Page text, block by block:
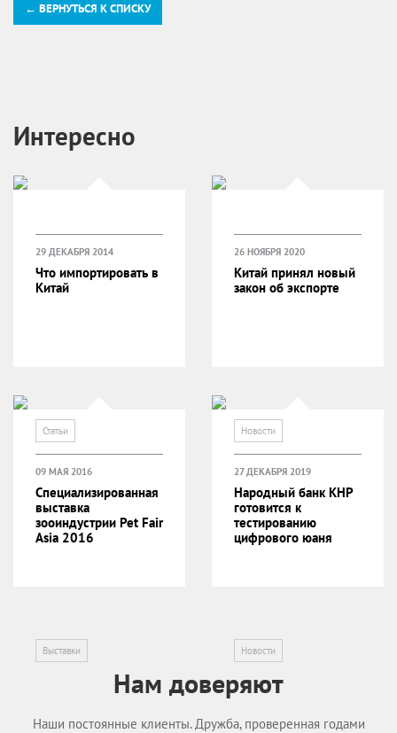
← ВЕРНУТЬСЯ К СПИСКУ
Интересно
Статьи
29 ДЕКАБРЯ 2014
Что импортировать в
Китай
Новости
26 НОЯБРЯ 2020
Китай принял новый
закон об экспорте
Выставки
09 МАЯ 2016
Специализированная
выставка
зооиндустрии Pet Fair
Asia 2016
Новости
27 ДЕКАБРЯ 2019
Народный банк КНР
готовится к
тестированию
цифрового юаня
Нам доверяют
Наши постоянные клиенты. Дружба, проверенная годами